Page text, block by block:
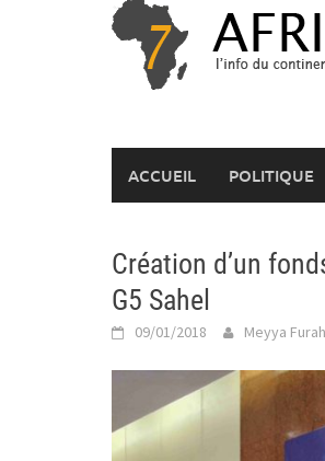
ACCUEIL POLITIQUE
Création d’un
G5 Sahel
09/01/2018 Meyya